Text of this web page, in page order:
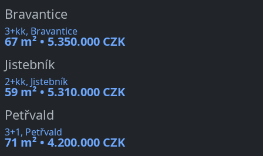
Bravantice
3+kk, Bravantice
67 m² • 5.350.000 CZK
Jistebník
2+kk, Jistebník
59 m² • 5.310.000 CZK
Petřvald
3+1, Petřvald
71 m² • 4.200.000 CZK